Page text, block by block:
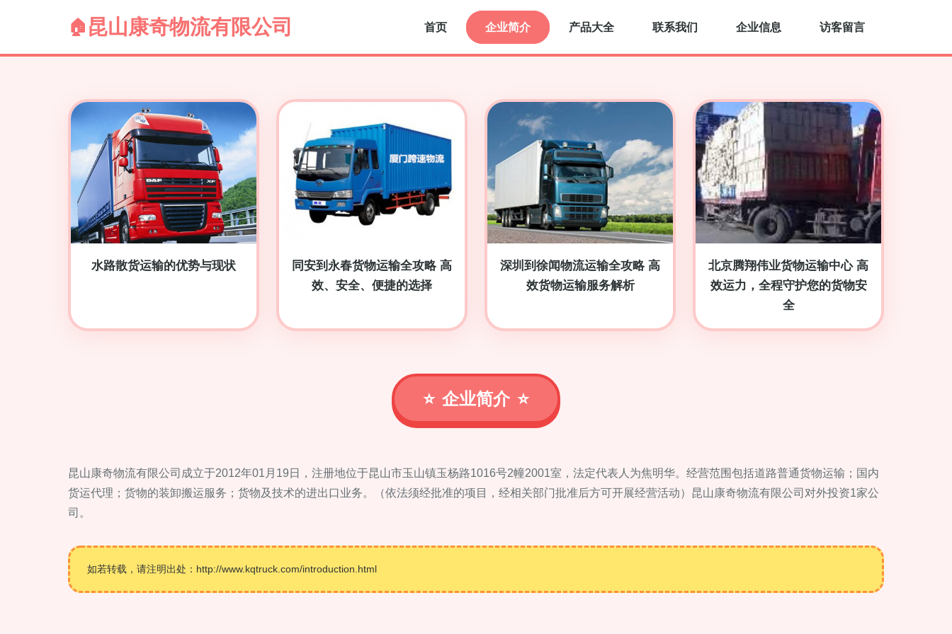
昆山康奇物流有限公司 首页 企业简介 产品大全 联系我们 企业信息 访客留言
水路散货运输的优势与现状
同安到永春货物运输全攻略 高
效、安全、便捷的选择
深圳到徐闻物流运输全攻略 高
效货物运输服务解析
北京腾翔伟业货物运输中心 高
效运力，全程守护您的货物安
全
企业简介
昆山康奇物流有限公司成立于2012年01月19日，注册地位于昆山市玉山镇玉杨路1016号2幢2001室，法定代表人为焦明华。经营范围包括道路普通货物运输；国内
货运代理；货物的装卸搬运服务；货物及技术的进出口业务。（依法须经批准的项目，经相关部门批准后方可开展经营活动）昆山康奇物流有限公司对外投资1家公
司。
如若转载，请注明出处：http://www.kqtruck.com/introduction.html